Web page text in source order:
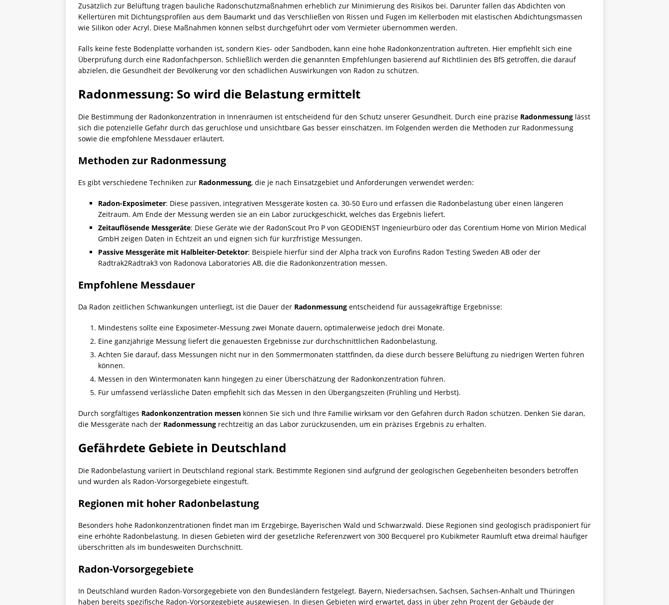
Zusätzlich zur Belüftung tragen bauliche Radonschutzmaßnahmen erheblich zur Minimierung des Risikos bei. Darunter fallen das Abdichten von
Kellertüren mit Dichtungsprofilen aus dem Baumarkt und das Verschließen von Rissen und Fugen im Kellerboden mit elastischen Abdichtungsmassen
wie Silikon oder Acryl. Diese Maßnahmen können selbst durchgeführt oder vom Vermieter übernommen werden.
Falls keine feste Bodenplatte vorhanden ist, sondern Kies- oder Sandboden, kann eine hohe Radonkonzentration auftreten. Hier empfiehlt sich eine
Überprüfung durch eine Radonfachperson. Schließlich werden die genannten Empfehlungen basierend auf Richtlinien des BfS getroffen, die darauf
abzielen, die Gesundheit der Bevölkerung vor den schädlichen Auswirkungen von Radon zu schützen.
Radonmessung: So wird die Belastung ermittelt
Die Bestimmung der Radonkonzentration in Innenräumen ist entscheidend für den Schutz unserer Gesundheit. Durch eine präzise Radonmessung lässt
sich die potenzielle Gefahr durch das geruchlose und unsichtbare Gas besser einschätzen. Im Folgenden werden die Methoden zur Radonmessung
sowie die empfohlene Messdauer erläutert.
Methoden zur Radonmessung
Es gibt verschiedene Techniken zur Radonmessung, die je nach Einsatzgebiet und Anforderungen verwendet werden:
Radon-Exposimeter: Diese passiven, integrativen Messgeräte kosten ca. 30-50 Euro und erfassen die Radonbelastung über einen längeren
Zeitraum. Am Ende der Messung werden sie an ein Labor zurückgeschickt, welches das Ergebnis liefert.
Zeitauflösende Messgeräte: Diese Geräte wie der RadonScout Pro P von GEODIENST Ingenieurbüro oder das Corentium Home von Mirion Medical
GmbH zeigen Daten in Echtzeit an und eignen sich für kurzfristige Messungen.
Passive Messgeräte mit Halbleiter-Detektor: Beispiele hierfür sind der Alpha track von Eurofins Radon Testing Sweden AB oder der
Radtrak2Radtrak3 von Radonova Laboratories AB, die die Radonkonzentration messen.
Empfohlene Messdauer
Da Radon zeitlichen Schwankungen unterliegt, ist die Dauer der Radonmessung entscheidend für aussagekräftige Ergebnisse:
Mindestens sollte eine Exposimeter-Messung zwei Monate dauern, optimalerweise jedoch drei Monate.
Eine ganzjährige Messung liefert die genauesten Ergebnisse zur durchschnittlichen Radonbelastung.
Achten Sie darauf, dass Messungen nicht nur in den Sommermonaten stattfinden, da diese durch bessere Belüftung zu niedrigen Werten führen
können.
Messen in den Wintermonaten kann hingegen zu einer Überschätzung der Radonkonzentration führen.
Für umfassend verlässliche Daten empfiehlt sich das Messen in den Übergangszeiten (Frühling und Herbst).
Durch sorgfältiges Radonkonzentration messen können Sie sich und Ihre Familie wirksam vor den Gefahren durch Radon schützen. Denken Sie daran,
die Messgeräte nach der Radonmessung rechtzeitig an das Labor zurückzusenden, um ein präzises Ergebnis zu erhalten.
Gefährdete Gebiete in Deutschland
Die Radonbelastung variiert in Deutschland regional stark. Bestimmte Regionen sind aufgrund der geologischen Gegebenheiten besonders betroffen
und wurden als Radon-Vorsorgegebiete eingestuft.
Regionen mit hoher Radonbelastung
Besonders hohe Radonkonzentrationen findet man im Erzgebirge, Bayerischen Wald und Schwarzwald. Diese Regionen sind geologisch prädisponiert für
eine erhöhte Radonbelastung. In diesen Gebieten wird der gesetzliche Referenzwert von 300 Becquerel pro Kubikmeter Raumluft etwa dreimal häufiger
überschritten als im bundesweiten Durchschnitt.
Radon-Vorsorgegebiete
In Deutschland wurden Radon-Vorsorgegebiete von den Bundesländern festgelegt. Bayern, Niedersachsen, Sachsen, Sachsen-Anhalt und Thüringen
haben bereits spezifische Radon-Vorsorgegebiete ausgewiesen. In diesen Gebieten wird erwartet, dass in über zehn Prozent der Gebäude der